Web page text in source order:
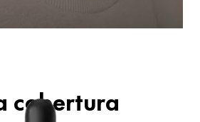
cobertura